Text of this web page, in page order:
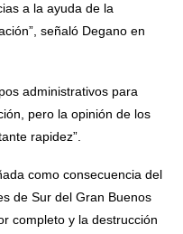
a la ayuda de la
señaló Degano en
administrativos para
pero la opinión de los
rapidez”.
como consecuencia del
de Sur del Gran Buenos
completo y la destrucción